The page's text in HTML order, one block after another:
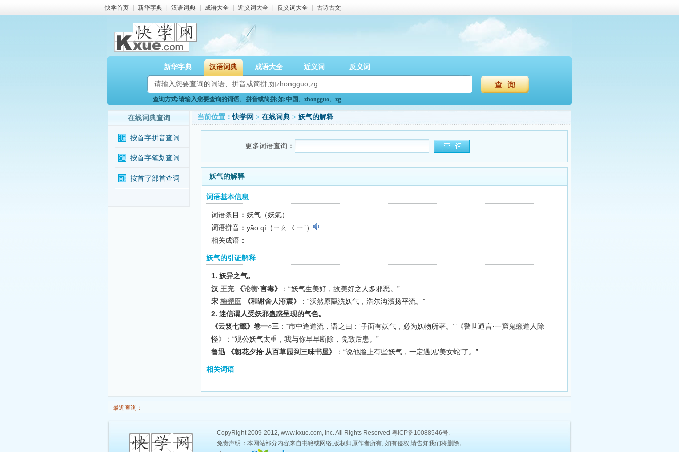
快学首页 新华字典 汉语词典 成语大全 近义词大全 反义词大全 古诗古文
新华字典 汉语词典 成语大全 近义词 反义词
查询方式:请输入您要查询的词语、拼音或简拼;如:中国、zhongguo、zg
在线词典查询
按首字拼音查词
按首字笔划查词
按首字部首查词
当前位置：快学网 > 在线词典 > 妖气的解释
更多词语查询：
妖气的解释
词语基本信息
词语条目：妖气（妖氣）
词语拼音：yāo qì（ㄧㄠ ㄑㄧˋ）
相关成语：
妖气的引证解释
1. 妖异之气。
汉 王充《论衡·言毒》
：“妖气生美好，故美好之人多邪恶。”
宋 梅尧臣《和谢舍人洊震》
：“沃然原隰洗妖气，浩尔沟瀆扬平流。”
2. 迷信谓人受妖邪蛊惑呈现的气色。
《云笈七籤》卷一○三：“市中逢道流，语之曰：‘子面有妖气，必为妖物所著。’”《警世通言·一窟鬼癞道人除
怪》：“观公妖气太重，我与你早早断除，免致后患。”
鲁迅 《朝花夕拾·从百草园到三味书屋》
：“说他脸上有些妖气，一定遇见‘美女蛇’了。”
相关词语
最近查询：
CopyRight 2009-2012, www.kxue.com, Inc. All Rights Reserved 粤ICP备10088546号.
免责声明：本网站部分内容来自书籍或网络,版权归原作者所有; 如有侵权,请告知我们将删除。